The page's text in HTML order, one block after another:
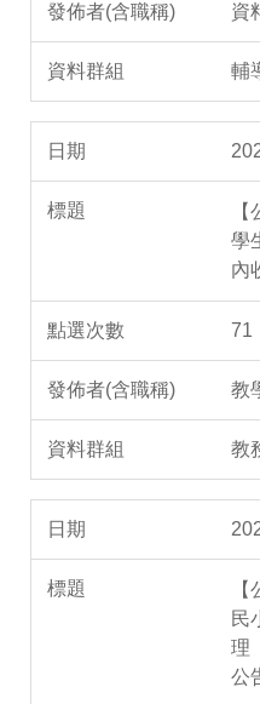
資
輔
學
內
71
教
教
民
理
公